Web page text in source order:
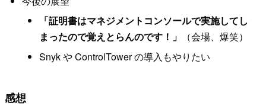
「証明書はマネジメントコンソールで実施してし
まったので覚えとらんのです！」
（会場、爆笑）
Snyk や ControlTower の導入もやりたい
感想